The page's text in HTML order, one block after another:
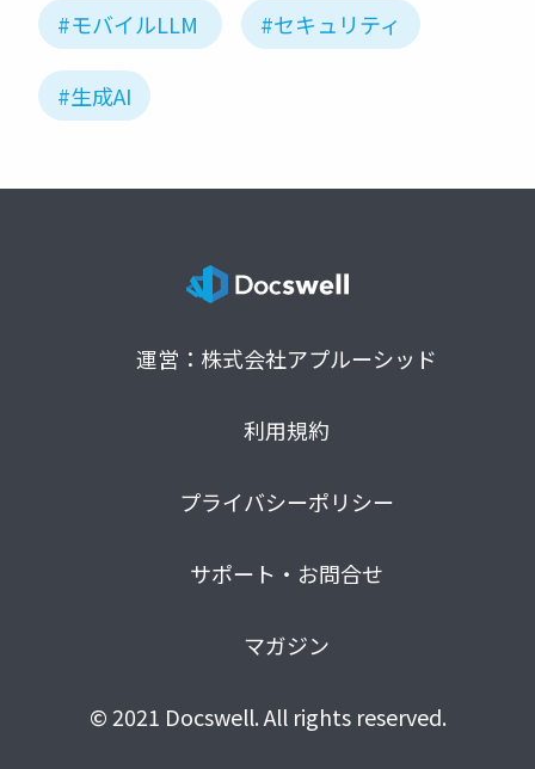
#モバイルLLM #セキュリティ
#生成AI
運営：株式会社アプルーシッド
利用規約
プライバシーポリシー
サポート・お問合せ
マガジン
© 2021 Docswell. All rights reserved.